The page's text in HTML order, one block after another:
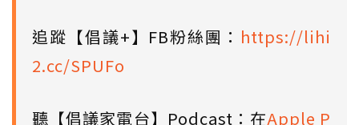
追蹤【倡議+】FB粉絲團： https://lihi
2.cc/SPUFo
聽【倡議家電台】Podcast：在Apple P